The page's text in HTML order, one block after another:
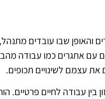
והאופן שבו עובדים
אתגרים כמו עבודה
את עצמם לשינויים תכופים.
עבודה לחיים פרטיים.